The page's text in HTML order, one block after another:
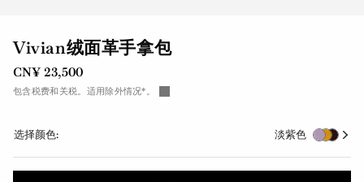
Vivian绒面革手拿包
CN¥ 23,500
包含税费和关税。适用除外情况*。
选择颜色: 淡紫色